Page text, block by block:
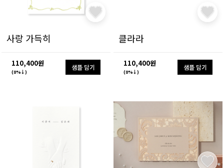
사랑 가득히
110,400원
(8%↓)
샘플 담기
클라라
110,400원
(8%↓)
샘플 담기